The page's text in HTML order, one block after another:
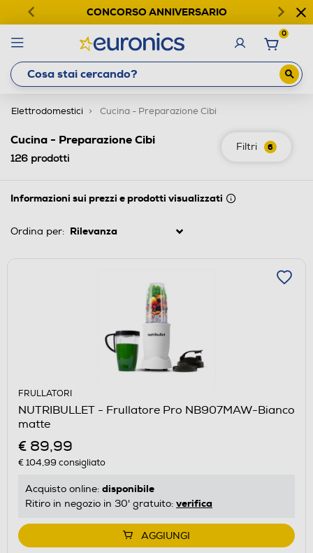
CONCORSO ANNIVERSARIO
0
Elettrodomestici Cucina - Preparazione Cibi
Filtri 6
Cucina - Preparazione Cibi
126 prodotti
Informazioni sui prezzi e prodotti visualizzati
Ordina per:
FRULLATORI
NUTRIBULLET - Frullatore Pro NB907MAW-Bianco
matte
€ 89,99
€ 104,99 consigliato
Acquisto online: disponibile
Ritiro in negozio in 30' gratuito: verifica
AGGIUNGI